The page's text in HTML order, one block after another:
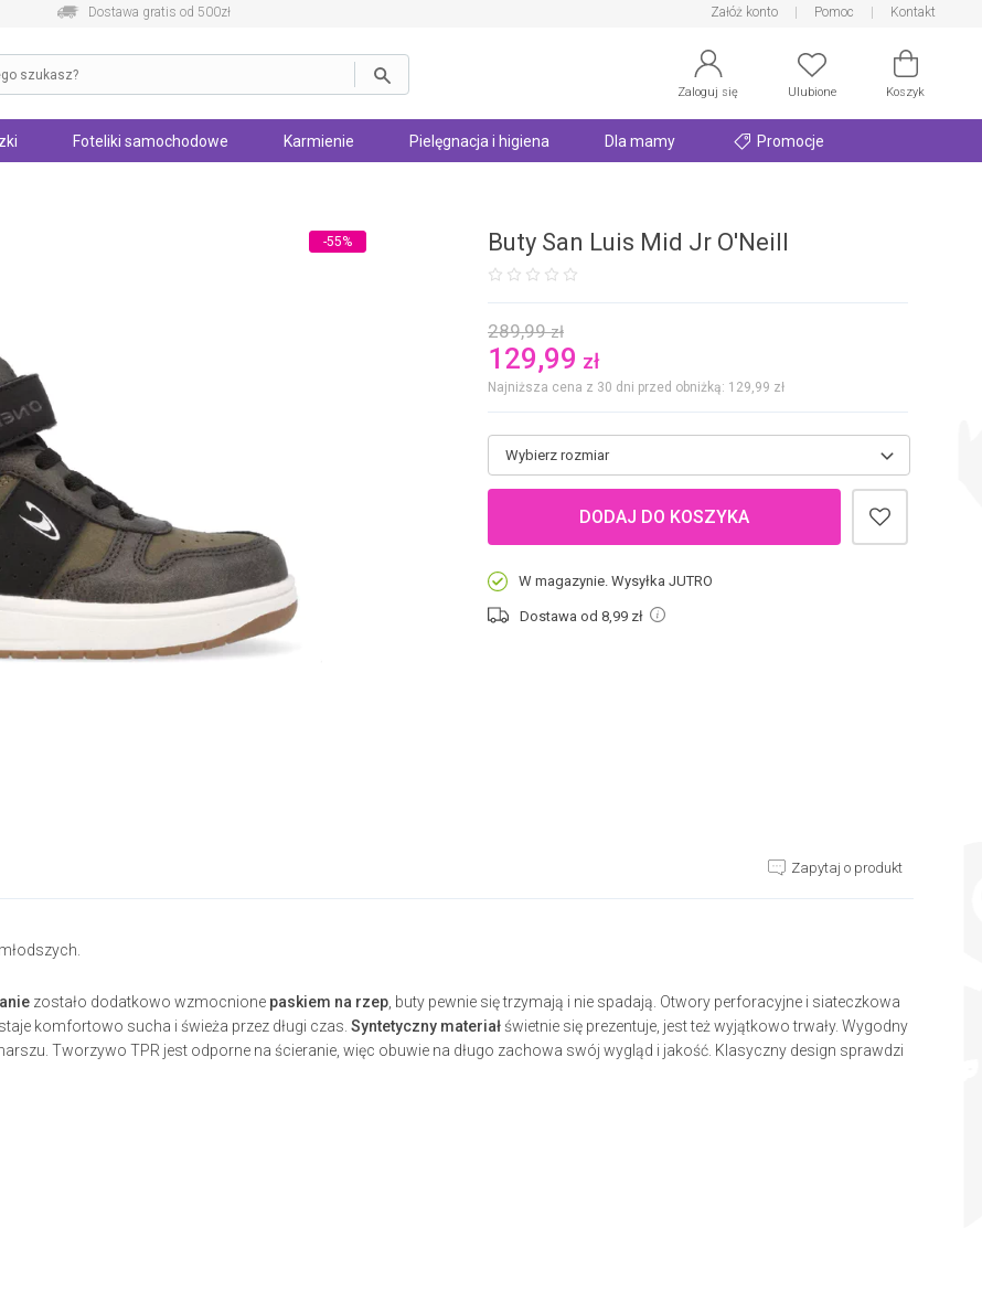
Dostawa gratis od 500zł Załóż konto Pomoc Kontakt
Zaloguj się Ulubione Koszyk
Foteliki samochodowe Karmienie Pielęgnacja i higiena Dla mamy Promocje
Buty San Luis Mid Jr O'Neill
289,99zł
129,99 zł
Najniższa cena z 30 dni przed obniżką: 129,99 zł
Wybierz rozmiar
DODAJ DO KOSZYKA
W magazynie. Wysyłka JUTRO
Dostawa od 8,99 zł
-55%
Zapytaj o produkt
zostało dodatkowo wzmocnione paskiem na rzep , buty pewnie się trzymają i nie spadają. Otwory perforacyjne i siateczkowa
komfortowo sucha i świeża przez długi czas. Syntetyczny materiałświetnie się prezentuje, jest też wyjątkowo trwały. Wygodny
Tworzywo TPR jest odporne na ścieranie, więc obuwie na długo zachowa swój wygląd i jakość. Klasyczny design sprawdzi